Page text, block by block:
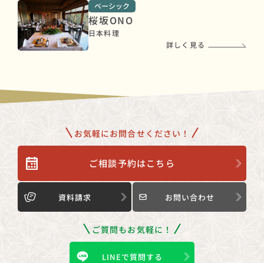
ベーシック
桜坂ONO
日本料理
詳しく見る
お気軽にお問合せください！
ご相談予約はこちら
資料請求 お問い合わせ
ご質問もお気軽に！
LINEで質問する